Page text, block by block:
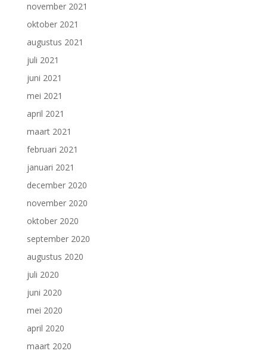
november 2021
oktober 2021
augustus 2021
juli 2021
juni 2021
mei 2021
april 2021
maart 2021
februari 2021
januari 2021
december 2020
november 2020
oktober 2020
september 2020
augustus 2020
juli 2020
juni 2020
mei 2020
april 2020
maart 2020